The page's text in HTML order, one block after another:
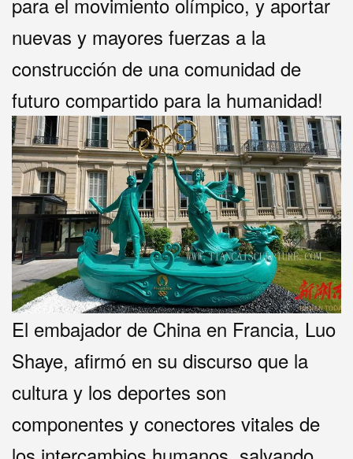
nuevas y mayores fuerzas a la
construcción de una comunidad de
futuro compartido para la humanidad!
El embajador de China en Francia, Luo
Shaye, afirmó en su discurso que la
cultura y los deportes son
componentes y conectores vitales de